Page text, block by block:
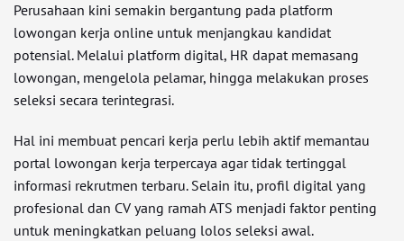
Perusahaan kini semakin bergantung pada platform
lowongan kerja online untuk menjangkau kandidat
potensial. Melalui platform digital, HR dapat memasang
lowongan, mengelola pelamar, hingga melakukan proses
seleksi secara terintegrasi.
Hal ini membuat pencari kerja perlu lebih aktif memantau
portal lowongan kerja terpercaya agar tidak tertinggal
informasi rekrutmen terbaru. Selain itu, profil digital yang
profesional dan CV yang ramah ATS menjadi faktor penting
untuk meningkatkan peluang lolos seleksi awal.